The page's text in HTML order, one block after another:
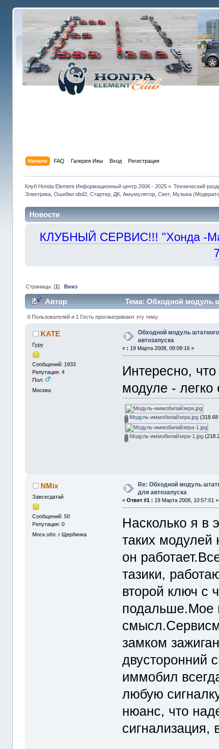
Начало FAQ Галерея Ивы Вход Регистрация
Клуб Honda Element Информационный центр 2006 - 2025» Технический
Электрика, Ошибки obd2, Стартер, ДК, Аккумулятор, Свет, Музыка
Новости
КЛУБНЫЙ СЕРВИС!!! "Хонда -
Страницы: [1] Вниз
Автор
Тема: Обходной модуль
раз)
0 Пользователей и 1 Гость просматривают эту тему.
KATE
Гуру
Сообщений: 1933
Репутация: 4
Пол:
Москва
Обходной модуль
автозапуска
« : 19 Марта 2008, 09:09:16 »
Интересно,
модуле - легко
Модуль-иммобилайзера.jpg
Модуль-иммобилайзера-1.jpg
NMix
Завсегдатай
Сообщений: 50
Репутация: 0
Моск.обл. г Щербинка
Re: Обходной модуль
для автозапуска
«Ответ #1 : 19 Марта 2008, 10:57:01 »
Насколько я в
таких модулей
он
тазики,
второй ключ с
подальше.Мое
замком
двусторонний
иммобил
любую
нюанс, что
сигнализация,